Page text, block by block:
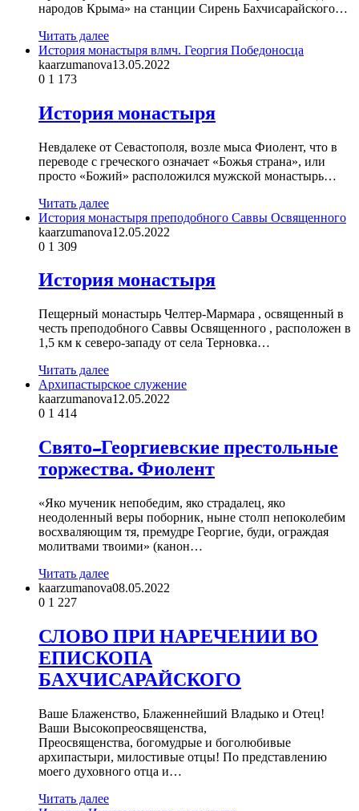
народов Крыма» на станции Сирень Бахчисарайского…
Читать далее
История монастыря влмч. Георгия Победоносца
kaarzumanova13.05.2022
0 1 173
История монастыря
Невдалеке от Севастополя, возле мыса Фиолент, что в
переводе с греческого означает «Божья страна», или
просто «Божий» расположился мужской монастырь…
Читать далее
История монастыря преподобного Саввы Освященного
kaarzumanova12.05.2022
0 1 309
История монастыря
Пещерный монастырь Челтер-Мармара , освященный в
честь преподобного Саввы Освященного , расположен в
1,5 км к северо-западу от села Терновка…
Читать далее
Архипастырское служение
kaarzumanova12.05.2022
0 1 414
Свято-Георгиевские престольные
торжества. Фиолент
«Яко мученик непобедим, яко страдалец, яко
неодоленный веры поборник, ныне столп непоколебим
восхваляющим тя, премудре Георгие, буди, ограждая
молитвами твоими» (канон…
Читать далее
kaarzumanova08.05.2022
0 1 227
СЛОВО ПРИ НАРЕЧЕНИИ ВО
ЕПИСКОПА
БАХЧИСАРАЙСКОГО
Ваше Блаженство, Блаженнейший Владыко и Отец!
Ваши Высокопреосвященства,
Преосвященства, богомудрые и боголюбивые
архипастыри, милостивые отцы! По представлению
моего духовного отца и…
Читать далее